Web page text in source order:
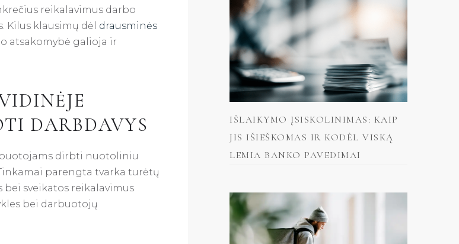
reikalavimus darbo
Kilus klausimų dėl drausminės
atsakomybė galioja ir
DARBDAVYS
dirbti nuotoliniu
parengta tvarka turėtų
sveikatos reikalavimus
bei darbuotojų
IŠLAIKYMO ĮSISKOLINIMAS: KAIP
JIS IŠIEŠKOMAS IR KODĖL VISKĄ
LEMIA BANKO PAVEDIMAI